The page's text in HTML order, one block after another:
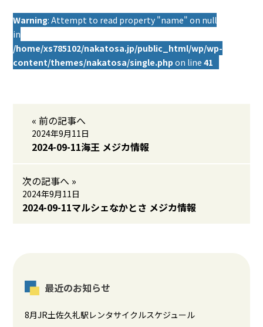
Warning: Attempt to read property "name" on null
in
/home/xs785102/nakatosa.jp/public_html/wp/wp-
content/themes/nakatosa/single.php on line41
« 前の記事へ
2024年9月11日
2024-09-11海王 メジカ情報
次の記事へ »
2024年9月11日
2024-09-11マルシェなかとさ メジカ情報
最近のお知らせ
8月JR土佐久礼駅レンタサイクルスケジュール